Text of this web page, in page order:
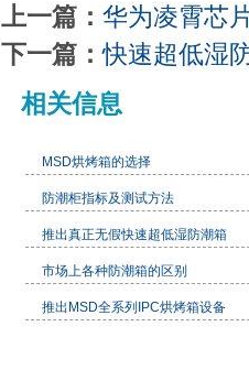
上一篇： 华为凌霄芯
下一篇：快速超低湿
相关信息
MSD烘烤箱的选择
防潮柜指标及测试方法
推出真正无假快速超低湿防潮箱
市场上各种防潮箱的区别
推出MSD全系列IPC烘烤箱设备